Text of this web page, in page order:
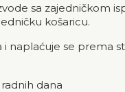
sa zajedničkom
košaricu.
naplaćuje se prema
dana